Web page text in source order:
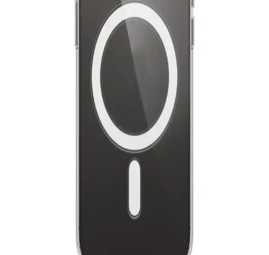
Dexmon iPhone 15 Pro Max Kılıfı: Estetik ve
Güvenlik Sunan Çok Fonksiyonlu Koruma
Dexmon iPhone 15 Pro Max kılıfı, yüksek kaliteli silikon
malzemesi, MagSafe uyumu ve kamera koruma özellikleriyle şık ve
dayanıklı bir telefon aksesuarıdır.
Fibaks iPad 11 A16 2025 10. Nesil Kılıfı: Yüksek
Koruma ve Şık Tasarım Özellikleri
Fibaks’ın yeni iPad 11 A16 2025 10. Nesil kılıfı, yüksek kaliteli deri
ve çok yönlü tasarımıyla cihazınızı tam korur, kullanışlılık ve şıklık
TrendCell iPhone 11 Uyumlu Gri Altı Kapalı
Günlük kullanımda yüksek kaliteli silikon ve kadife dokusu ile
dayanıklı, şık ve tam uyumlu iPhone 11 kılıfı. Çizilmelere ve
darbeye karşı etkili koruma sağlar, kolay takıp çıkarılır, sağlık
açısından güvenlidir.